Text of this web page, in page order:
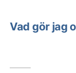
Vad gör jag